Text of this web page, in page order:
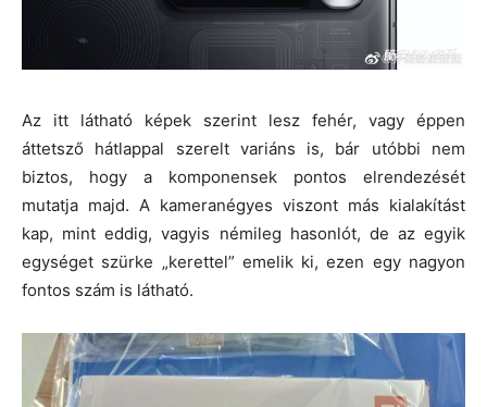
Az itt látható képek szerint lesz fehér, vagy éppen
áttetsző hátlappal szerelt variáns is, bár utóbbi nem
biztos, hogy a komponensek pontos elrendezését
mutatja majd. A kameranégyes viszont más kialakítást
kap, mint eddig, vagyis némileg hasonlót, de az egyik
egységet szürke „kerettel” emelik ki, ezen egy nagyon
fontos szám is látható.